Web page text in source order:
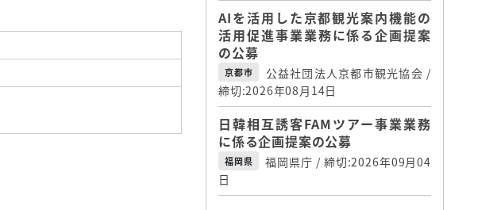
AIを活用した京都観光案内機能の
活用促進事業業務に係る企画提案
の公募
京都市
公益社団法人京都市観光協会 /
締切:2026年08月14日
日韓相互誘客FAMツアー事業業務
に係る企画提案の公募
福岡県
福岡県庁 / 締切:2026年09月04
日